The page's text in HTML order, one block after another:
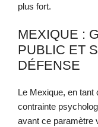
plus fort.
MEXIQUE :
PUBLIC ET
DÉFENSE
Le Mexique, en tant
contrainte
avant ce paramètre